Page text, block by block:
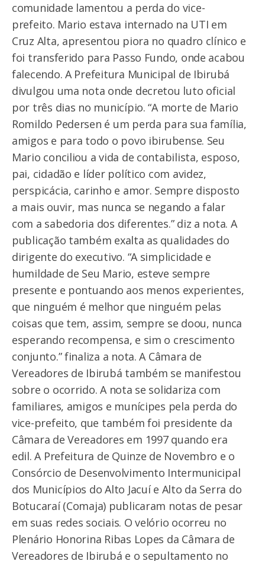
comunidade lamentou a perda do vice-
prefeito. Mario estava internado na UTI em
Cruz Alta, apresentou piora no quadro clínico e
foi transferido para Passo Fundo, onde acabou
falecendo. A Prefeitura Municipal de Ibirubá
divulgou uma nota onde decretou luto oficial
por três dias no município. “A morte de Mario
Romildo Pedersen é um perda para sua família,
amigos e para todo o povo ibirubense. Seu
Mario conciliou a vida de contabilista, esposo,
pai, cidadão e líder político com avidez,
perspicácia, carinho e amor. Sempre disposto
a mais ouvir, mas nunca se negando a falar
com a sabedoria dos diferentes.” diz a nota. A
publicação também exalta as qualidades do
dirigente do executivo. “A simplicidade e
humildade de Seu Mario, esteve sempre
presente e pontuando aos menos experientes,
que ninguém é melhor que ninguém pelas
coisas que tem, assim, sempre se doou, nunca
esperando recompensa, e sim o crescimento
conjunto.” finaliza a nota. A Câmara de
Vereadores de Ibirubá também se manifestou
sobre o ocorrido. A nota se solidariza com
familiares, amigos e munícipes pela perda do
vice-prefeito, que também foi presidente da
Câmara de Vereadores em 1997 quando era
edil. A Prefeitura de Quinze de Novembro e o
Consórcio de Desenvolvimento Intermunicipal
dos Municípios do Alto Jacuí e Alto da Serra do
Botucaraí (Comaja) publicaram notas de pesar
em suas redes sociais. O velório ocorreu no
Plenário Honorina Ribas Lopes da Câmara de
Vereadores de Ibirubá e o sepultamento no